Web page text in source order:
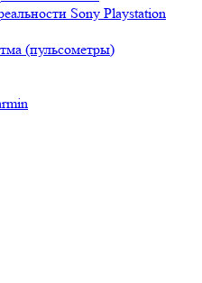
Sony Playstation
(пульсометры)